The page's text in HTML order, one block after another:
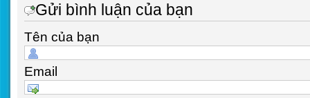
Gửi bình luận của bạn
Tên của bạn
Email